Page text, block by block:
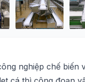
nghiệp chế biến